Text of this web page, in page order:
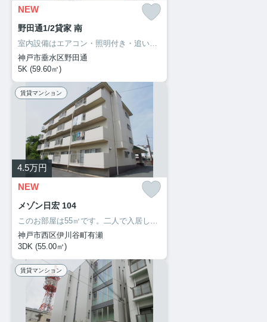
NEW
野田通1/2貸家 南
室内設備はエアコン・照明付き・追い焚きなど豊富に揃っており、過ごしやすいお部屋になっております。新しい日々を送るにふさわしい、きれいな室内です。大きなおもちゃも置けるお子さんに嬉しい広々空間をもつお住まい。誰もが憧れる甘い生活は新婚さん向けになっております。快適な生活は心に余裕を与えてくれます。楽しくゆとりある生活をお求めなら、当社が条件に合った住まい探しを全力でサポートいたします(^_^)
神戸市垂水区野田通
5K (59.60㎡)
賃貸マンション
4.5万円
NEW
メゾン日宏 104
このお部屋は55㎡です。二人で入居して光熱費も生活費も抑えられるお住まい。新しい日々を送るにふさわしい、きれいな室内です。3DKの間取りです。自分のライフスタイルに必要なお住まいをお選びください。お住まい探しをサポートしてまいります。
神戸市西区伊川谷町有瀬
3DK (55.00㎡)
賃貸マンション